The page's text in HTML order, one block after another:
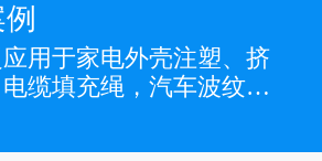
于家电外壳注塑、挤
缆填充绳，汽车波纹
力管道，PP管，PP板
PP膜等各类PP料阻燃制品